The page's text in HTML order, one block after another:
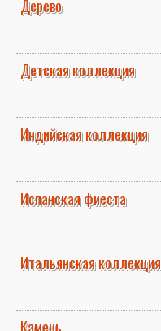
Дерево
Детская коллекция
Индийская коллекция
Испанская фиеста
Итальянская коллекция